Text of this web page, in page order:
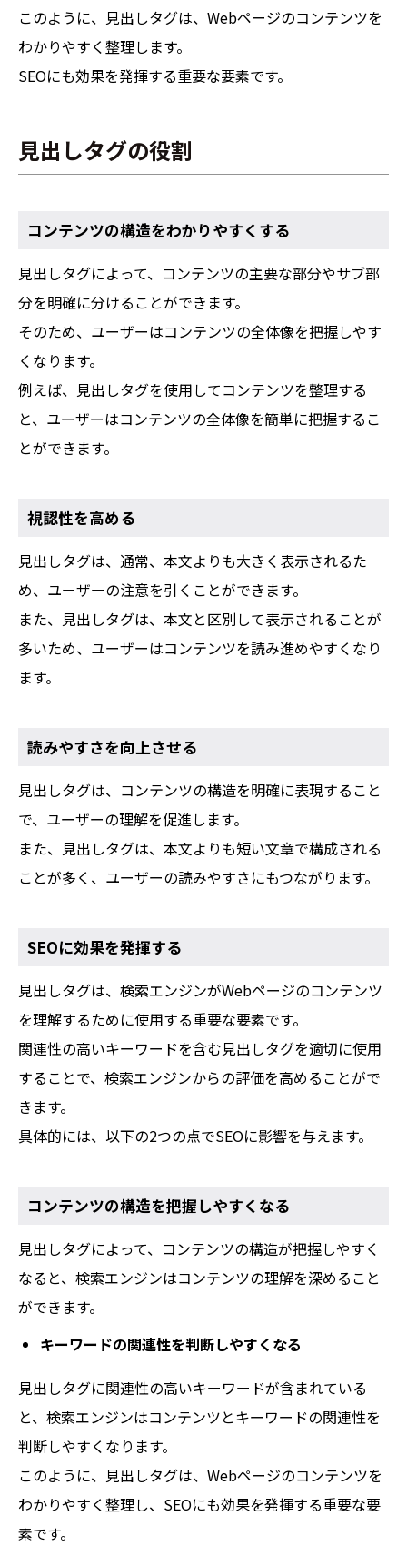
このように、見出しタグは、Webページのコンテンツを
わかりやすく整理します。
SEOにも効果を発揮する重要な要素です。
見出しタグの役割
コンテンツの構造をわかりやすくする
見出しタグによって、コンテンツの主要な部分やサブ部
分を明確に分けることができます。
そのため、ユーザーはコンテンツの全体像を把握しやす
くなります。
例えば、見出しタグを使用してコンテンツを整理する
と、ユーザーはコンテンツの全体像を簡単に把握するこ
とができます。
視認性を高める
見出しタグは、通常、本文よりも大きく表示されるた
め、ユーザーの注意を引くことができます。
また、見出しタグは、本文と区別して表示されることが
多いため、ユーザーはコンテンツを読み進めやすくなり
ます。
読みやすさを向上させる
見出しタグは、コンテンツの構造を明確に表現すること
で、ユーザーの理解を促進します。
また、見出しタグは、本文よりも短い文章で構成される
ことが多く、ユーザーの読みやすさにもつながります。
SEOに効果を発揮する
見出しタグは、検索エンジンがWebページのコンテンツ
を理解するために使用する重要な要素です。
関連性の高いキーワードを含む見出しタグを適切に使用
することで、検索エンジンからの評価を高めることがで
きます。
具体的には、以下の2つの点でSEOに影響を与えます。
コンテンツの構造を把握しやすくなる
見出しタグによって、コンテンツの構造が把握しやすく
なると、検索エンジンはコンテンツの理解を深めること
ができます。
キーワードの関連性を判断しやすくなる
見出しタグに関連性の高いキーワードが含まれている
と、検索エンジンはコンテンツとキーワードの関連性を
判断しやすくなります。
このように、見出しタグは、Webページのコンテンツを
わかりやすく整理し、SEOにも効果を発揮する重要な要
素です。